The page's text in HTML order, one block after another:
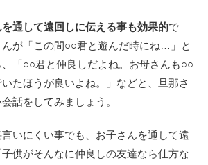
通して遠回しに伝える事も効果的で
が「この間○○君と遊んだ時にね…」と
「○○君と仲良しだよね。お母さんも○○
たほうが良いよね。」などと、旦那さ
話をしてみましょう。
いにくい事でも、お子さんを通して遠
供がそんなに仲良しの友達なら仕方な